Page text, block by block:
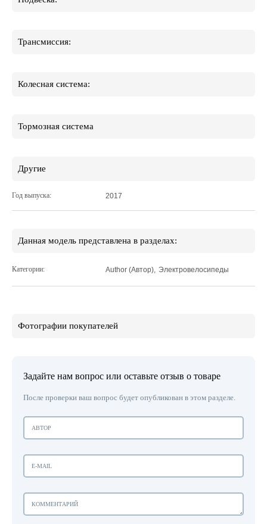
Трансмиссия:
Колесная система:
Тормозная система
Другие
Год выпуска: 2017
Данная модель представлена в разделах:
Категории: Author (Автор) Электровелосипеды
Фотографии покупателей
Задайте нам вопрос или оставьте отзыв о товаре
После проверки ваш вопрос будет опубликован в этом разделе.